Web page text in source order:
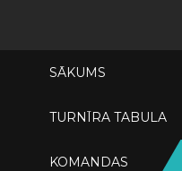
SĀKUMS
TURNĪRA TABULA
KOMANDAS